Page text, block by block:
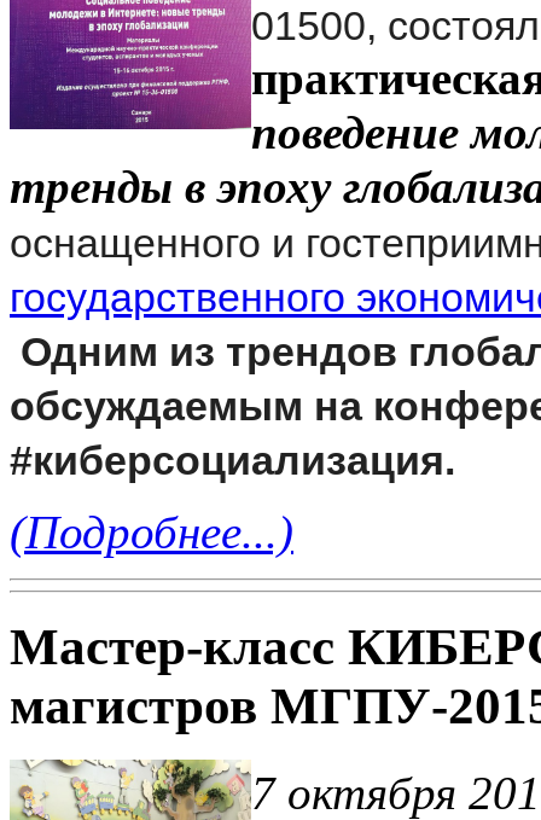
01500,
поведение
тренды в эпоху
оснащенного и
государственного
Одним из трендов
обсуждаемым на
#киберсоциализация.
(Подробнее...)
Мастер-класс
магистров МГПУ-
7 октября